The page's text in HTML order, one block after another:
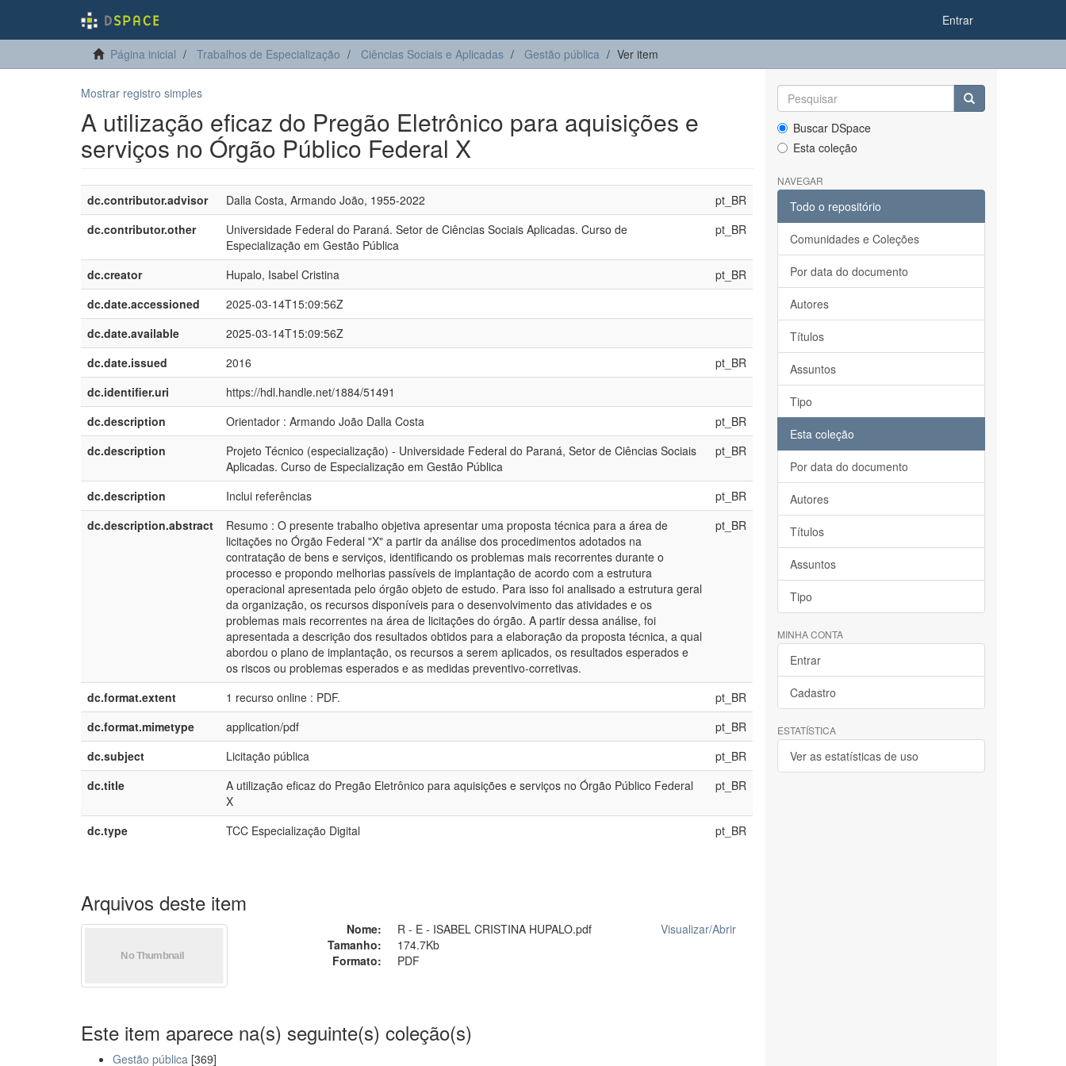
Entrar
Página inicial Trabalhos de Especialização Ciências Sociais e Aplicadas Gestão pública Ver item
Mostrar registro simples
A utilização eficaz do Pregão Eletrônico para aquisições e
serviços no Órgão Público Federal X
dc.contributor.advisor Dalla Costa, Armando João, 1955-2022
pt_BR
dc.contributor.other
Universidade Federal do Paraná. Setor de Ciências Sociais Aplicadas. Curso de
Especialização em Gestão Pública
pt_BR
dc.creator Hupalo, Isabel Cristina
pt_BR
dc.date.accessioned
2025-03-14T15:09:56Z
dc.date.available
2025-03-14T15:09:56Z
dc.date.issued
2016
pt_BR
dc.identifier.uri
https://hdl.handle.net/1884/51491
dc.description
Orientador : Armando João Dalla Costa
pt_BR
dc.description
Projeto Técnico (especialização) - Universidade Federal do Paraná, Setor de Ciências Sociais
Aplicadas. Curso de Especialização em Gestão Pública
pt_BR
dc.description Inclui referências
pt_BR
dc.description.abstract
Resumo : O presente trabalho objetiva apresentar uma proposta técnica para a área de
licitações no Órgão Federal "X" a partir da análise dos procedimentos adotados na
contratação de bens e serviços, identificando os problemas mais recorrentes durante o
processo e propondo melhorias passíveis de implantação de acordo com a estrutura
operacional apresentada pelo órgão objeto de estudo. Para isso foi analisado a estrutura geral
da organização, os recursos disponíveis para o desenvolvimento das atividades e os
problemas mais recorrentes na área de licitações do órgão. A partir dessa análise, foi
apresentada a descrição dos resultados obtidos para a elaboração da proposta técnica, a qual
abordou o plano de implantação, os recursos a serem aplicados, os resultados esperados e
os riscos ou problemas esperados e as medidas preventivo-corretivas.
pt_BR
dc.format.extent 1 recurso online : PDF.
pt_BR
dc.format.mimetype
application/pdf
pt_BR
dc.subject
Licitação pública
pt_BR
dc.title
A utilização eficaz do Pregão Eletrônico para aquisições e serviços no Órgão Público Federal
X
pt_BR
dc.type TCC Especialização Digital pt_BR
Arquivos deste item
Nome:
R - E - ISABEL CRISTINA HUPALO.pdf
Tamanho:
174.7Kb
Formato:
PDF
Visualizar/Abrir
Este item aparece na(s) seguinte(s) coleção(s)
Gestão pública [369]
Buscar DSpace
Esta coleção
NAVEGAR
Todo o repositório
Comunidades e Coleções
Por data do documento
Autores
Títulos
Assuntos
Tipo
Esta coleção
Por data do documento
Autores
Títulos
Assuntos
Tipo
MINHA CONTA
Entrar
Cadastro
ESTATÍSTICA
Ver as estatísticas de uso